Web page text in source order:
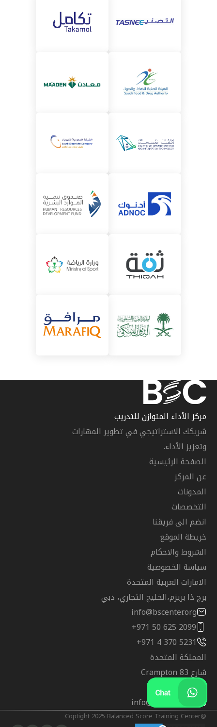
مركز الأداء المتوازن للتدريب
شريكك الاستراتيجي في تطوير المهارات
وتعزيز الأداء.
الصفحة الرئيسية
عن المركز
المدونات
التخصصات
انضم الى فريقنا
خريطة الموقع
الشروط والاحكام
سياسة الخصوصية
الامارات العربية المتحدة
برج ذا بريزم،الخليج التجاري، دبي
info@bscenter.org
+971 50 625 2099
+971 4 370 5231
المملكة المتحدة
شارع Crampton 83
لندن SE17 3BQ
info@bscenter.org
@Coptight 2025 Balanced Score Training Center